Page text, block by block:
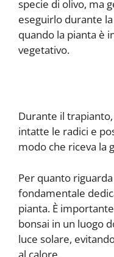
specie di olivo, ma
eseguirlo durante
quando la pianta è
vegetativo.
Durante il
intatte le radici e
modo che riceva la
Per quanto
fondamentale
pianta. È
bonsai in un luogo
luce solare,
al calore.